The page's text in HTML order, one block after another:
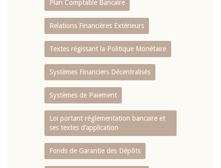
Plan Comptable Bancaire
Relations Financières Extérieurs
Textes régissant la Politique Monétaire
Systèmes Financiers Décentralisés
Systèmes de Paiement
Loi portant réglementation bancaire et
ses textes d’application
Fonds de Garantie des Dépôts